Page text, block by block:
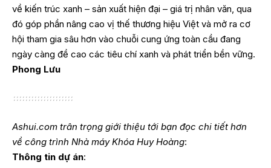
về kiến trúc xanh – sản xuất hiện đại – giá trị nhân văn, qua
đó góp phần nâng cao vị thế thương hiệu Việt và mở ra cơ
hội tham gia sâu hơn vào chuỗi cung ứng toàn cầu đang
ngày càng đề cao các tiêu chí xanh và phát triển bền vững.
Phong Lưu
Ashui.com trân trọng giới thiệu tới bạn đọc chi tiết hơn
về công trình Nhà máy Khóa Huy Hoàng:
Thông tin dự án: